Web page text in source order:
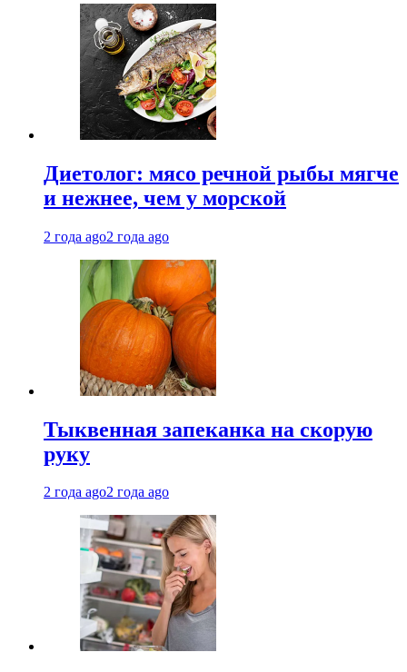
Диетолог: мясо речной рыбы мягче
и нежнее, чем у морской
2 года ago2 года ago
Тыквенная запеканка на скорую
руку
2 года ago2 года ago